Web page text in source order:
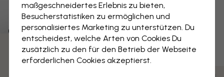
Blume auf Leinwand – Lavendel -
Quarz Schimmer
maßgeschneidertes Erlebnis zu bieten,
Besucherstatistiken zu ermöglichen und
personalisiertes Marketing zu unterstützen. Du
entscheidest, welche Arten von Cookies Du
zusätzlich zu den für den Betrieb der Webseite
erforderlichen Cookies akzeptierst.